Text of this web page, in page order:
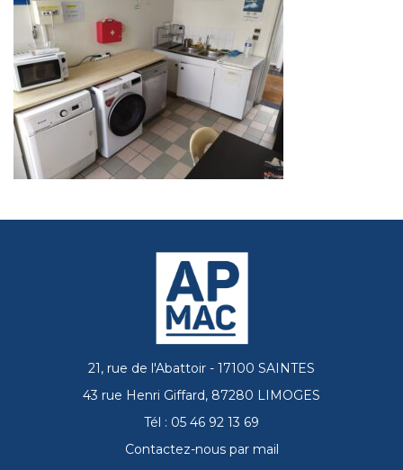
21, rue de l'Abattoir - 17100 SAINTES
43 rue Henri Giffard, 87280 LIMOGES
Tél : 05 46 92 13 69
Contactez-nous par mail